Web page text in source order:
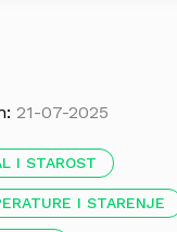
21-07-2025
I STAROST
I STARENJE